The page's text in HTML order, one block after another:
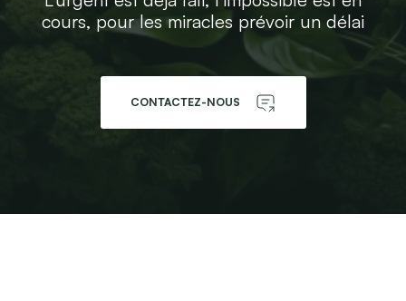
cours, pour les miracles prévoir un délai
CONTACTEZ-NOUS